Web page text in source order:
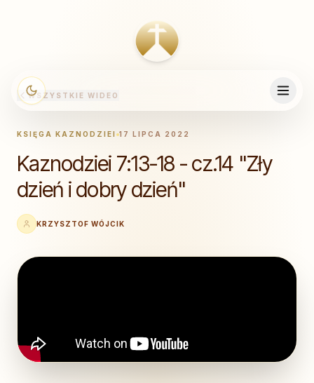
WSZYSTKIE WIDEO
KSIĘGA KAZNODZIEI 17 LIPCA 2022
Kaznodziei 7:13-18 - cz.14 "Zły
dzień i dobry dzień"
KRZYSZTOF WÓJCIK